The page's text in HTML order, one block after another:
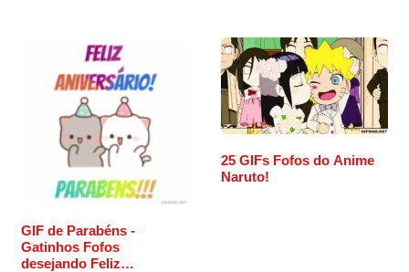
GIF de Parabéns -
Gatinhos Fofos
desejando Feliz
25 GIFs Fofos do Anime
Naruto!